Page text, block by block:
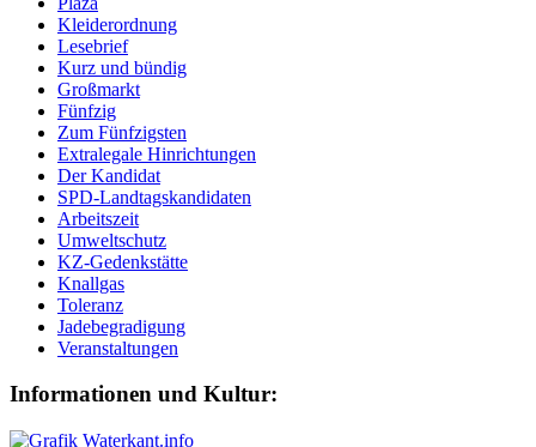
Kleiderordnung
Lesebrief
Kurz und bündig
Großmarkt
Fünfzig
Zum Fünfzigsten
Extralegale Hinrichtungen
Der Kandidat
SPD-Landtagskandidaten
Arbeitszeit
Umweltschutz
KZ-Gedenkstätte
Knallgas
Toleranz
Jadebegradigung
Veranstaltungen
Informationen und Kultur: